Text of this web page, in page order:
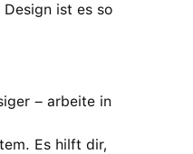
ist es so
– arbeite in
Es hilft dir,